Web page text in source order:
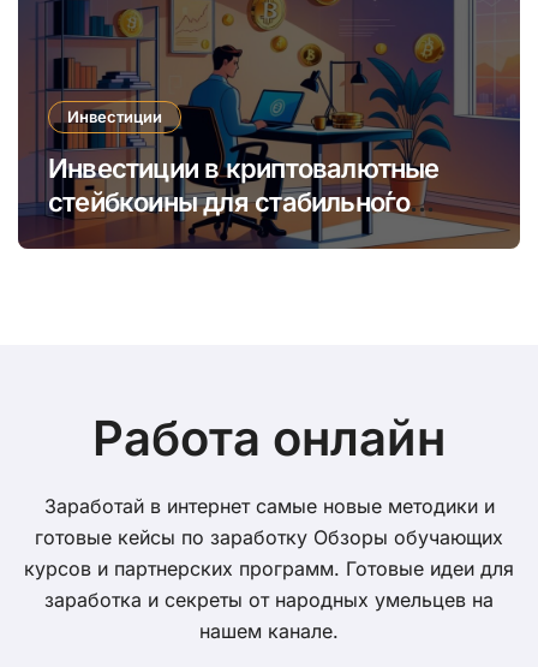
Инвестиции
Инвестиции в криптовалютные
стейбкоины для стабильно́го
онлайн-заработка в условиях
Работа онлайн
Заработай в интернет самые новые методики и
готовые кейсы по заработку Обзоры обучающих
курсов и партнерских программ. Готовые идеи для
заработка и секреты от народных умельцев на
нашем канале.